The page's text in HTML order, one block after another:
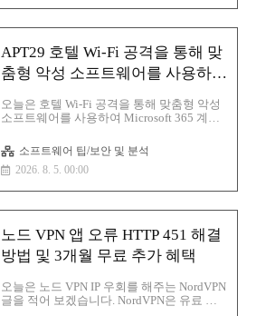
기->스마트 기능 및 개인화->Gmail, Chat,
Meet의 스마트 기능 끄기->변경 사항 저장.
첫 번째 설정만으로는 충분하지 않음Google
Workspace 스마트 기능: Workspace 스마트
기능 설정 관리->두 체크박스 모두 해제->저
장여기서 안드로이드와 애플에서 지메을 사
용을 하고 있다고 하면 추가 설정 필요설정->
계정 탭 하기->스마트 기능 및 개인화..
APT29 호텔 Wi-Fi 공격을 통해 맞
춤형 악성 소프트웨어를 사용하여
오늘은 호텔 Wi-Fi 공격을 통해 맞춤형 악성
소프트웨어를 사용하여 Microsoft 365 계정
는 호텔 레스토랑 등의 Wi-Fi(와이파이) 네트
워크를 표적으로 삼은 전 세계적인 공격 캠
페인이며 APT29로도 알려진 러시아의 위협
동은 사이버보안 기업 릴리아퀘스트
(ReliaQuest)의 보고서를 통해 공개된 바 있
으며 해당 보고서에서는 공격자가 Wi-Fi 기
기의 DNS 설정을 변경해 마이크로소프트
365 계정을 탈취한 방법을 상세히 설명했습
니다.마이크로소프트는 배후를 미드나이트
블리자드의 하위 클러스터인 스
톰-2945(Storm-2945) 로 추적된 러시아 해커
소프트웨어 팁/보안 및 분석
2026. 8. 5. 00:00
노드 VPN 앱 오류 HTTP 451 해결
방법 및 3개월 무료 추가 혜택
오늘은 노드 VPN IP 우회를 해주는 NordVPN
글을 적어 보겠습니다. NordVPN은 유료 개